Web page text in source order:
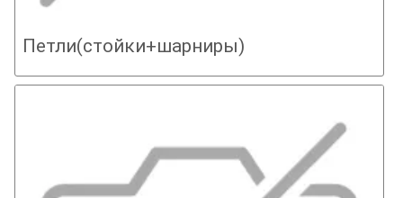
Петли(стойки+шарниры)